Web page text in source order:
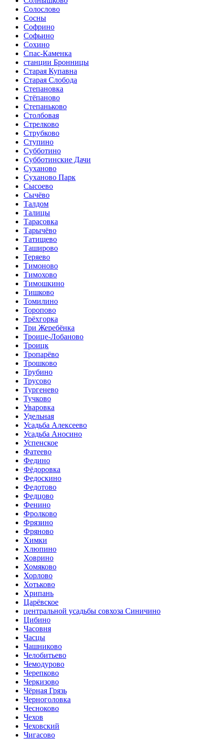
Солослово
Сосны
Софрино
Софьино
Сохино
Спас-Каменка
станции Бронницы
Старая Купавна
Старая Слобода
Степановка
Стёпаново
Степаньково
Столбовая
Стрелково
Струбково
Ступино
Субботино
Субботинские Дачи
Суханово
Суханово Парк
Сысоево
Сычёво
Талдом
Талицы
Тарасовка
Тарычёво
Татищево
Таширово
Теряево
Тимоново
Тимохово
Тимошкино
Тишково
Томилино
Торопово
Трёхгорка
Три Жеребёнка
Троице-Лобаново
Троицк
Тропарёво
Трошково
Трубино
Трусово
Тургенево
Тучково
Уваровка
Удельная
Усадьба Алексеево
Усадьба Аносино
Успенское
Фатеево
Федино
Фёдоровка
Федоскино
Федотово
Федцово
Фенино
Фролково
Фрязино
Фряново
Химки
Хлюпино
Ховрино
Хомяково
Хорлово
Хотьково
Хрипань
Царёвское
центральной усадьбы совхоза Синичино
Цибино
Часовня
Часцы
Чашниково
Челобитьево
Чемодурово
Черепково
Черкизово
Чёрная Грязь
Черноголовка
Чесноково
Чехов
Чеховский
Чигасово